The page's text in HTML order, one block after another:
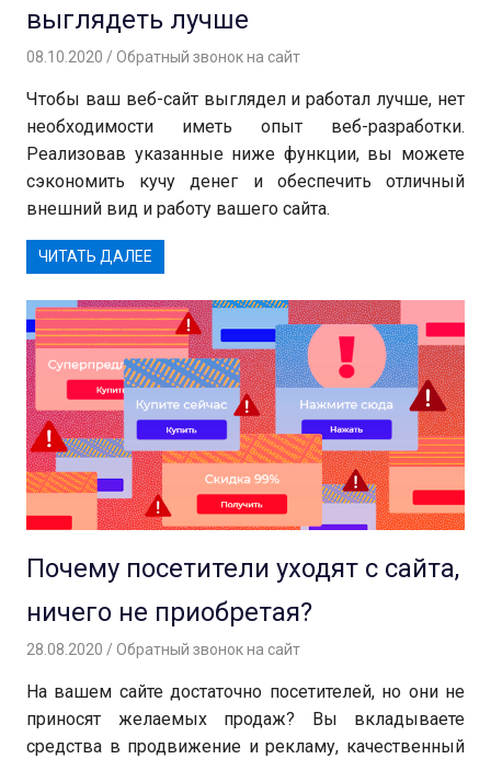
выглядеть лучше
08.10.2020 Вероника
Обратный звонок на сайт
Чтобы ваш веб-сайт выглядел и работал лучше, нет
необходимости иметь опыт веб-разработки.
Реализовав указанные ниже функции, вы можете
сэкономить кучу денег и обеспечить отличный
внешний вид и работу вашего сайта.
ЧИТАТЬ ДАЛЕЕ
Почему посетители уходят с сайта,
ничего не приобретая?
28.08.2020 Вероника
Обратный звонок на сайт
На вашем сайте достаточно посетителей, но они не
приносят желаемых продаж? Вы вкладываете
средства в продвижение и рекламу, качественный